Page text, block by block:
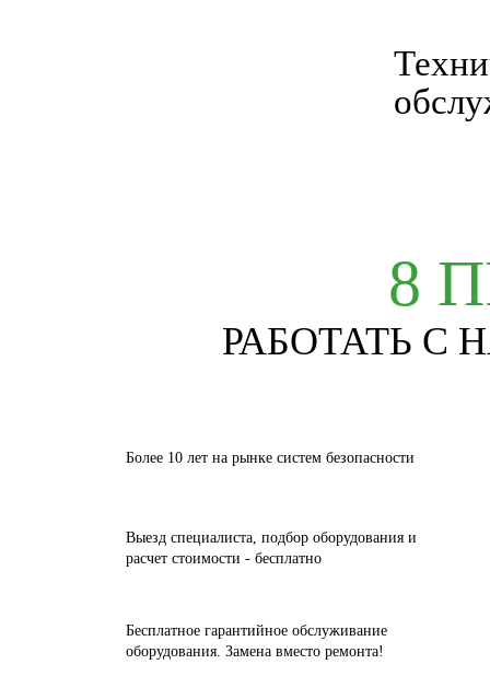
8
РАБОТАТЬ С
Более 10 лет на рынке систем безопасности
Выезд специалиста, подбор оборудования и
расчет стоимости - бесплатно
Бесплатное гарантийное обслуживание
оборудования. Замена вместо ремонта!